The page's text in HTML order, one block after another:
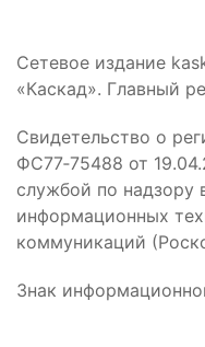
Сетевое издание
«Каскад». Главный
Свидетельство о
ФС77‑75488 от
службой по надзору
информационных
коммуникаций
Знак